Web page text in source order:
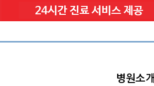
병원소개